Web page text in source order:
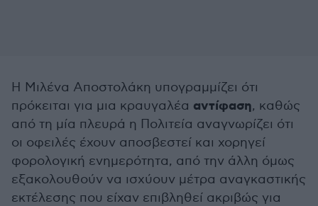
Η Μιλένα Αποστολάκη υπογραμμίζει ότι
πρόκειται για μια κραυγαλέα αντίφαση, καθώς
από τη μία πλευρά η Πολιτεία αναγνωρίζει ότι
οι οφειλές έχουν αποσβεστεί και χορηγεί
φορολογική ενημερότητα, από την άλλη όμως
εξακολουθούν να ισχύουν μέτρα αναγκαστικής
εκτέλεσης που είχαν επιβληθεί ακριβώς για